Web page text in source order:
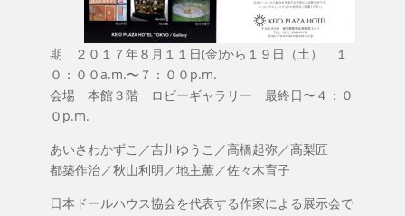
期 ２０１７年８月１１日(金)から１９日（土） １
０：００a.m.〜７：００p.m.
会場 本館３階 ロビーギャラリー 最終日〜４：０
０p.m.
あいさわかずこ／吉川ゆうこ／高橋起弥／高梨匠
都築作治／秋山利明／地主薫／佐々木育子
日本ドールハウス協会を代表する作家による展示会で